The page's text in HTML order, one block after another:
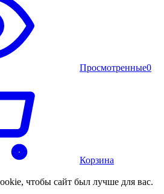
Просмотренные0
Корзина
чтобы сайт был лучше для вас.